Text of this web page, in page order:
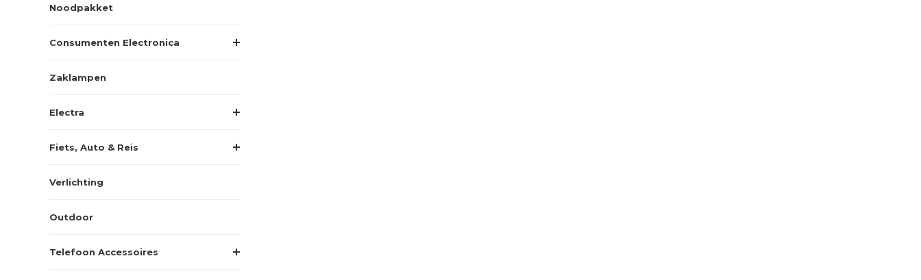
Noodpakket
Consumenten Electronica
Zaklampen
Electra
Fiets, Auto & Reis
Verlichting
Outdoor
Telefoon Accessoires